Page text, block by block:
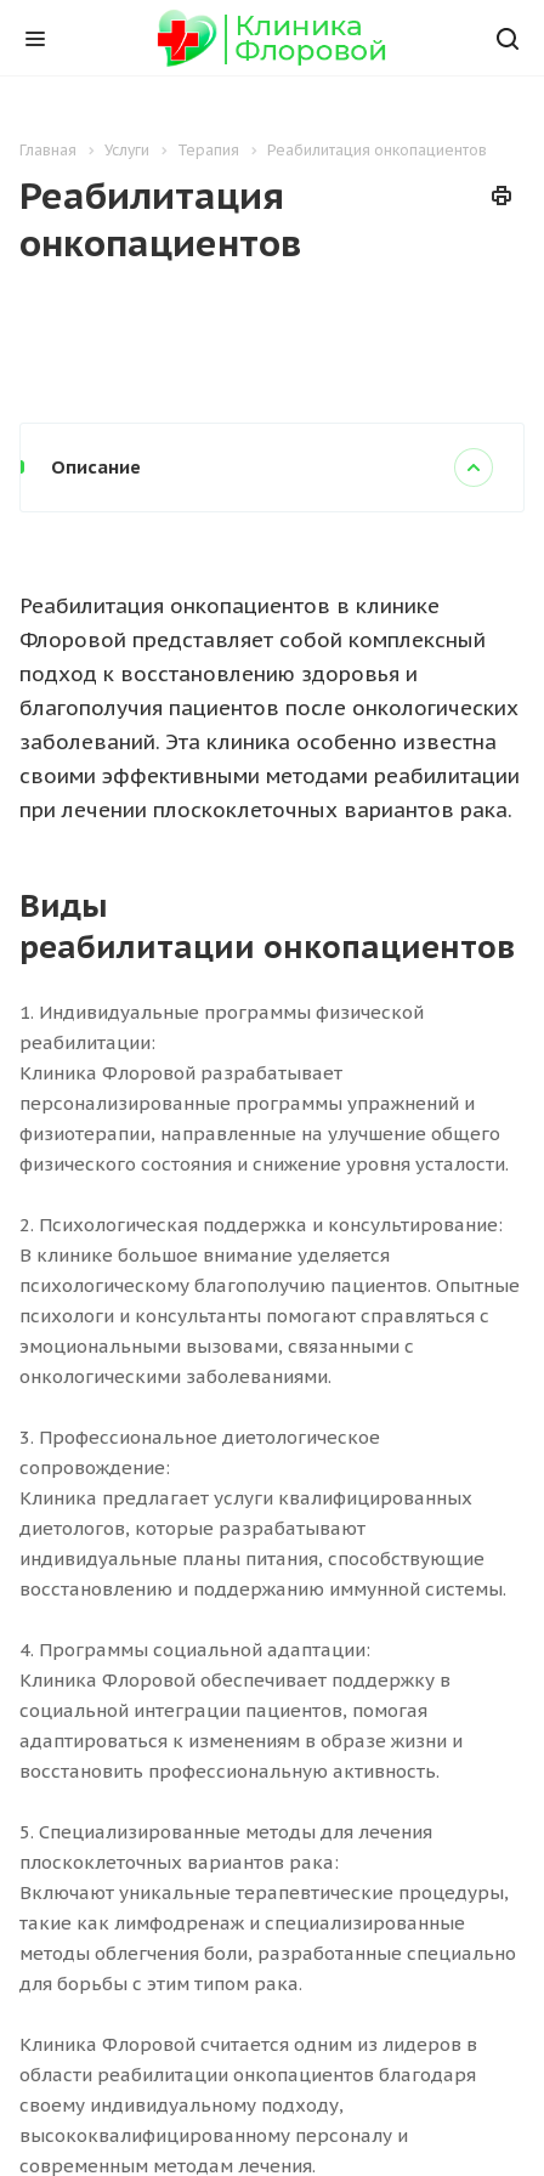
Главная Услуги Терапия Реабилитация онкопациентов
Реабилитация
онкопациентов
Описание
Реабилитация онкопациентов в клинике
Флоровой представляет собой комплексный
подход к восстановлению здоровья и
благополучия пациентов после онкологических
заболеваний. Эта клиника особенно известна
своими эффективными методами реабилитации
при лечении плоскоклеточных вариантов рака.
Виды
реабилитации онкопациентов
1. Индивидуальные программы физической
реабилитации:
Клиника Флоровой разрабатывает
персонализированные программы упражнений и
физиотерапии, направленные на улучшение общего
физического состояния и снижение уровня усталости.
2. Психологическая поддержка и консультирование:
В клинике большое внимание уделяется
психологическому благополучию пациентов. Опытные
психологи и консультанты помогают справляться с
эмоциональными вызовами, связанными с
онкологическими заболеваниями.
3. Профессиональное диетологическое
сопровождение:
Клиника предлагает услуги квалифицированных
диетологов, которые разрабатывают
индивидуальные планы питания, способствующие
восстановлению и поддержанию иммунной системы.
4. Программы социальной адаптации:
Клиника Флоровой обеспечивает поддержку в
социальной интеграции пациентов, помогая
адаптироваться к изменениям в образе жизни и
восстановить профессиональную активность.
5. Специализированные методы для лечения
плоскоклеточных вариантов рака:
Включают уникальные терапевтические процедуры,
такие как лимфодренаж и специализированные
методы облегчения боли, разработанные специально
для борьбы с этим типом рака.
Клиника Флоровой считается одним из лидеров в
области реабилитации онкопациентов благодаря
своему индивидуальному подходу,
высококвалифицированному персоналу и
современным методам лечения.